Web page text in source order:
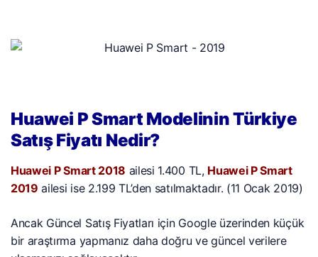
Huawei P Smart Modelinin Türkiye
Satış Fiyatı Nedir?
Huawei P Smart 2018 ailesi 1.400 TL, Huawei P Smart
2019 ailesi ise 2.199 TL’den satılmaktadır. (11 Ocak 2019)
Ancak Güncel Satış Fiyatları için Google üzerinden küçük
bir araştırma yapmanız daha doğru ve güncel verilere